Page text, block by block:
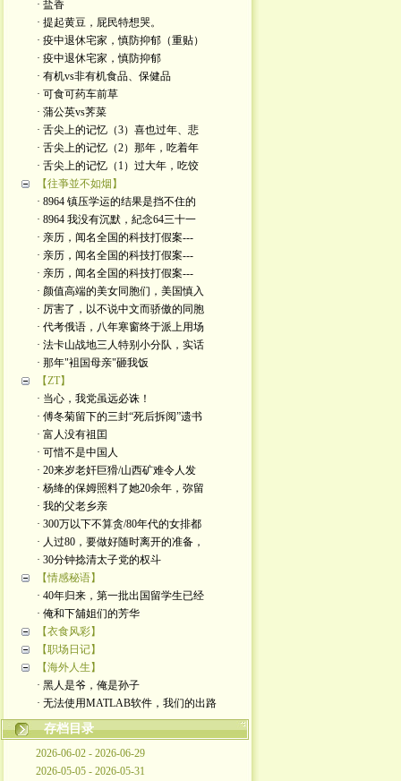
· 盐香
· 提起黄豆，屁民特想哭。
· 疫中退休宅家，慎防抑郁（重贴）
· 疫中退休宅家，慎防抑郁
· 有机vs非有机食品、保健品
· 可食可药车前草
· 蒲公英vs荠菜
· 舌尖上的记忆（3）喜也过年、悲
· 舌尖上的记忆（2）那年，吃着年
· 舌尖上的记忆（1）过大年，吃饺
【往亊並不如烟】
· 8964 镇压学运的结果是挡不住的
· 8964 我没有沉默，紀念64三十一
· 亲历，闻名全国的科技打假案---
· 亲历，闻名全国的科技打假案---
· 亲历，闻名全国的科技打假案---
· 颜值高端的美女同胞们，美国慎入
· 厉害了，以不说中文而骄傲的同胞
· 代考俄语，八年寒窗终于派上用场
· 法卡山战地三人特别小分队，实话
· 那年"袓国母亲"砸我饭
【ZT】
· 当心，我党虽远必诛！
· 傅冬菊留下的三封“死后拆阅”遗书
· 富人没有祖囯
· 可惜不是中国人
· 20来岁老奸巨猾/山西矿难令人发
· 杨绛的保姆照料了她20余年，弥留
· 我的父老乡亲
· 300万以下不算贪/80年代的女排都
· 人过80，要做好随时离开的准备，
· 30分钟捻清太子党的权斗
【情感秘语】
· 40年归来，第一批出国留学生已经
· 俺和下舖姐们的芳华
【衣食风彩】
【职场日记】
【海外人生】
· 黑人是爷，俺是孙子
· 无法使用MATLAB软件，我们的出路
存档目录
2026-06-02 - 2026-06-29
2026-05-05 - 2026-05-31